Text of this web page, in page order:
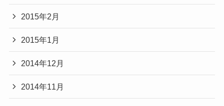
2015年2月
2015年1月
2014年12月
2014年11月